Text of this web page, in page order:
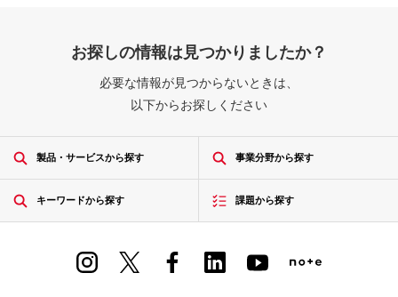
お探しの情報は見つかりましたか？
必要な情報が見つからないときは、
以下からお探しください
製品・サービスから探す 事業分野から探す
キーワードから探す 課題から探す